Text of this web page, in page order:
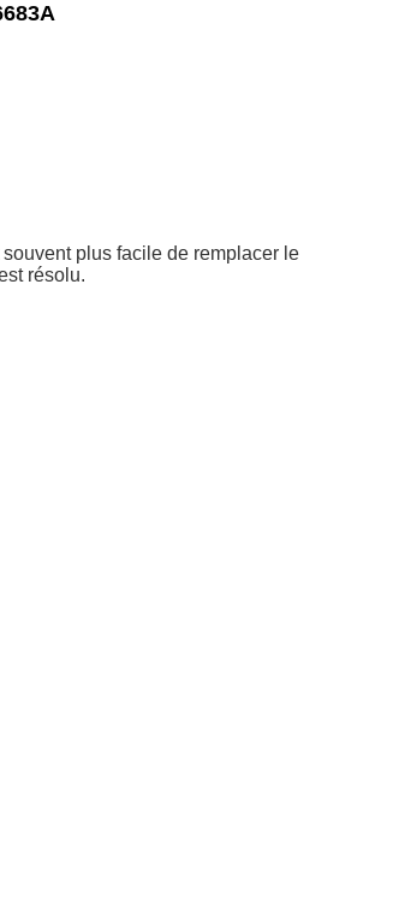
plus facile de remplacer le
résolu.